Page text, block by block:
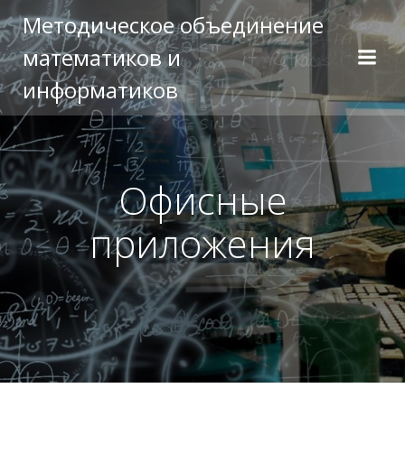
Перейти
к
содержимому
Методическое объединение
математиков и
информатиков
Офисные
приложения